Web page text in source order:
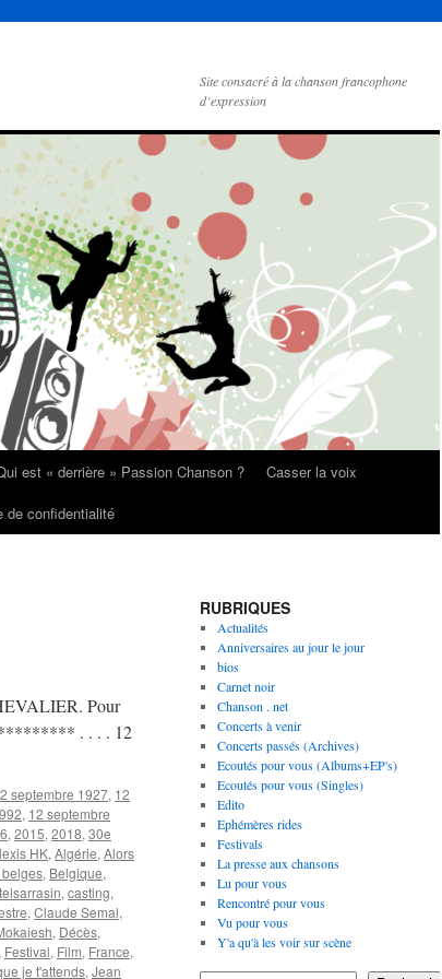
Site consacré à la chanson francophone
d’expression
est « derrière » Passion Chanson ?
Casser la voix
de confidentialité
Pour
********** . . . . 12
septembre 1927, 12
, 12 septembre
, 2015, 2018, 30e
HK, Algérie, Alors
, Belgique,
, casting,
, Claude Semal,
, Décès,
Festival, Film, France,
je t'attends, Jean
RUBRIQUES
Actualités
Anniversaires au jour le jour
bios
Carnet noir
Chanson . net
Concerts à venir
Concerts passés (Archives)
Ecoutés pour vous (Albums+EP's)
Ecoutés pour vous (Singles)
Edito
Ephémères rides
Festivals
La presse aux chansons
Lu pour vous
Rencontré pour vous
Vu pour vous
Y'a qu'à les voir sur scène